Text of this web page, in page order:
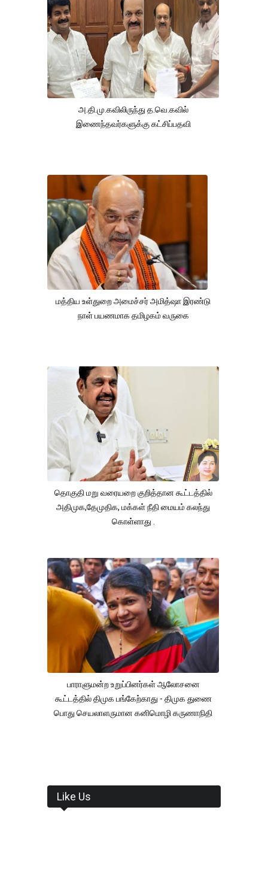
அ.தி.மு.கவிலிருந்து த.வெ.கவில்
இணைந்தவர்களுக்கு கட்சிப்பதவி
மத்திய உள்துறை அமைச்சர் அமித்ஷா இரண்டு
நாள் பயணமாக தமிழகம் வருகை
தொகுதி மறு வரையறை குறித்தான கூட்டத்தில்
அதிமுக,தேமுதிக, மக்கள் நீதி மையம் கலந்து
கொள்ளாது .
பாராளுமன்ற உறுப்பினர்கள் ஆலோசனை
கூட்டத்தில் திமுக பங்கேற்காது - திமுக துணை
பொது செயலாளருமான கனிமொழி கருணாநிதி
Like Us